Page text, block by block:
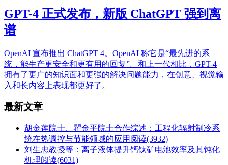
GPT-4 正式发布，新版 ChatGPT 强到离
谱
OpenAI 宣布推出 ChatGPT 4。OpenAI 称它是“最先进的系
统，能生产更安全和更有用的回复”。和上一代相比，GPT-4
拥有了更广的知识面和更强的解决问题能力，在创意、视觉输
入和长内容上表现都更好了。
最新文章
胡金莲院士、瞿金平院士合作综述：工程化辐射制冷系
统在热调控与节能领域的应用 阅读(3932)
刘生忠教授等：离子液体提升钙钛矿电池效率及其钝化
机理阅读(6031)